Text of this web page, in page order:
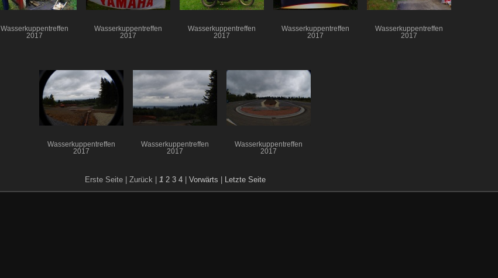
Wasserkuppentreffen
2017
Wasserkuppentreffen
2017
Wasserkuppentreffen
2017
Wasserkuppentreffen
2017
Wasserkuppentreffen
2017
Wasserkuppentreffen
2017
Wasserkuppentreffen
2017
Wasserkuppentreffen
2017
Erste Seite | Zurück | 1 2 3 4 Vorwärts Letzte Seite